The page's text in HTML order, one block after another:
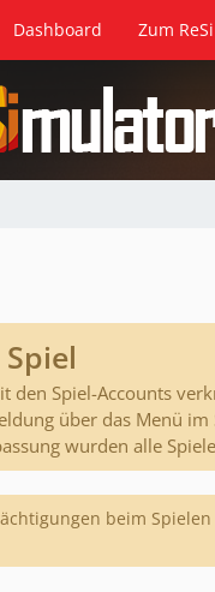
Dashboard Zum ReSi
den Spiel-Accounts
über das Menü im
wurden alle
beim